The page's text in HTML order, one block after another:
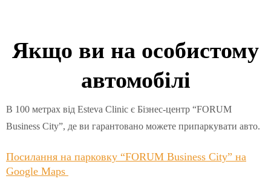
Якщо ви на особистому
автомобілі
В 100 метрах від Esteva Clinic є Бізнес-центр “FORUM
Business City”, де ви гарантовано можете припаркувати авто.
Посилання на парковку “FORUM Business City” на
Google Maps